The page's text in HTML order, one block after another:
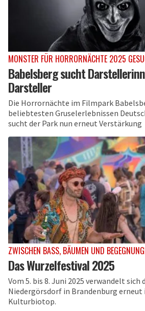
MONSTER FÜR HORRORNÄCHTE 2025
Babelsberg sucht
Darsteller
Die Horrornächte im Filmpark
beliebtesten Gruselerlebnissen
sucht der Park nun erneut Verstärkung
ZWISCHEN BASS, BÄUMEN UND
Das Wurzelfestival 2025
Vom 5. bis 8. Juni 2025 verwandelt sich
Niedergörsdorf in Brandenburg erneut
Kulturbiotop.